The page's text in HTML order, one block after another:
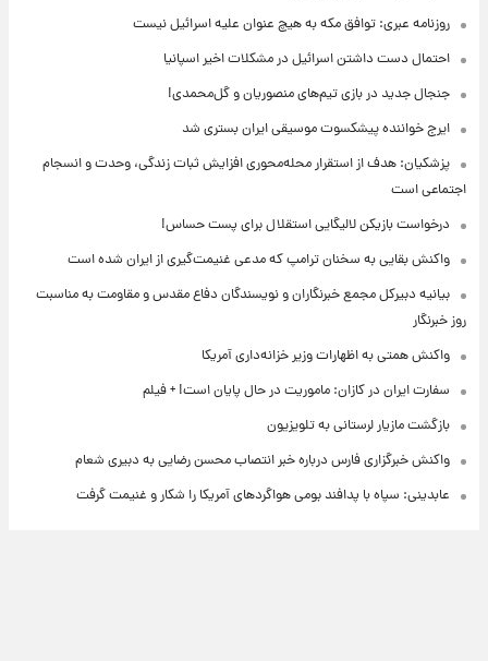
روزنامه عبری: توافق مکه به هیچ عنوان علیه اسرائیل نیست
احتمال دست داشتن اسرائیل در مشکلات اخیر اسپانیا
جنجال جدید در بازی تیم‌های منصوریان و گل‌محمدی!
ایرج خواننده پیشکسوت موسیقی ایران بستری شد
پزشکیان: هدف از استقرار محله‌محوری افزایش ثبات زندگی، وحدت و انسجام
اجتماعی است
درخواست بازیکن لالیگایی استقلال برای پست حساس!
واکنش بقایی به سخنان ترامپ که مدعی غنیمت‌گیری از ایران شده است
بیانیه دبیرکل مجمع خبرنگاران و نویسندگان دفاع مقدس و مقاومت به مناسبت
روز خبرنگار
واکنش همتی به اظهارات وزیر خزانه‌داری آمریکا
سفارت ایران در کازان: ماموریت در حال پایان است! + فیلم
بازگشت مازیار لرستانی به تلویزیون
واکنش خبرگزاری فارس درباره خبر انتصاب محسن رضایی به دبیری شعام
عابدینی: سپاه با پدافند بومی هواگردهای آمریکا را شکار و غنیمت گرفت